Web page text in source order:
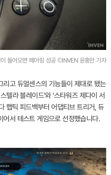
들어오면 페어링 성공 ©INVEN 윤홍만 기자
리고 듀얼센스의 기능들이 제대로 됐는
텔라 블레이드'와 '스타워즈 제다이 서
햅틱 피드백부터 어댑티브 트리거, 듀
서 테스트 게임으로 선정했습니다.